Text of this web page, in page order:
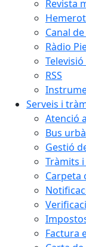
Revista
Canal
Ràdio
RSS
Serveis i
Atenció
Bus urbà
Gestió
Tràmits
Carpeta
Factura